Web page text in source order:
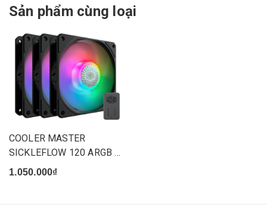
Sản phẩm cùng loại
COOLER MASTER
SICKLEFLOW 120 ARGB 3
IN 1
1.050.000₫